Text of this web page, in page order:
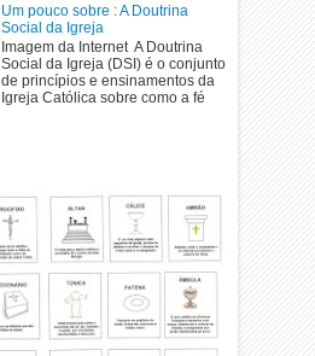
Um pouco sobre : A Doutrina
Social da Igreja
Imagem da Internet A Doutrina
Social da Igreja (DSI) é o conjunto
de princípios e ensinamentos da
Igreja Católica sobre como a fé